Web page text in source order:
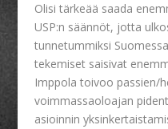
Olisi tärkeää saada
USP:n säännöt, jotta
tunnetummiksi
tekemiset saisivat
Imppola toivoo passien/
voimmassaoloajan
asioinnin